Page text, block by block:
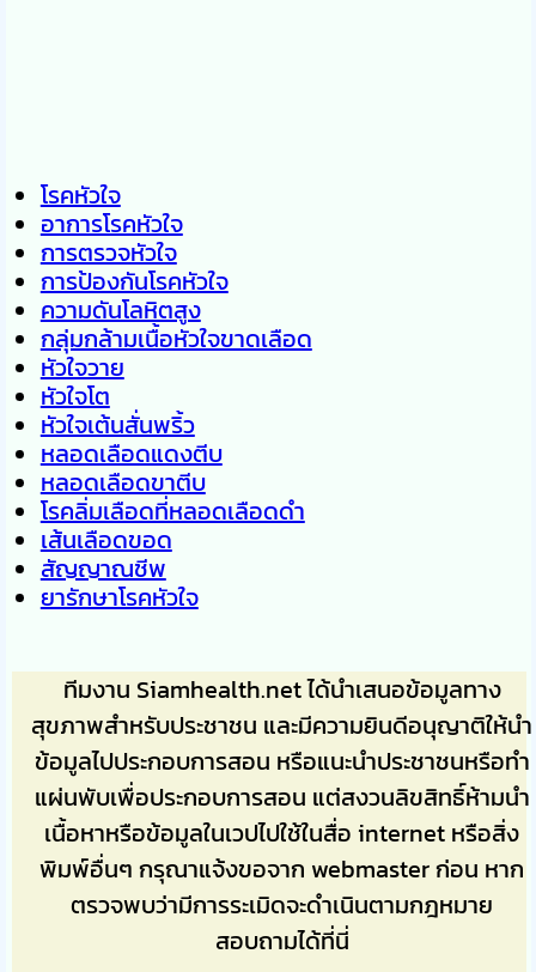
โรคหัวใจ
อาการโรคหัวใจ
การตรวจหัวใจ
การป้องกันโรคหัวใจ
ความดันโลหิตสูง
กลุ่มกล้ามเนื้อหัวใจขาดเลือด
หัวใจวาย
หัวใจโต
หัวใจเต้นสั่นพริ้ว
หลอดเลือดแดงตีบ
หลอดเลือดขาตีบ
โรคลิ่มเลือดที่หลอดเลือดดำ
เส้นเลือดขอด
สัญญาณชีพ
ยารักษาโรคหัวใจ
ทีมงาน Siamhealth.net ได้นำเสนอข้อมูลทาง
สุขภาพสำหรับประชาชน และมีความยินดีอนุญาติให้นำ
ข้อมูลไปประกอบการสอน หรือแนะนำประชาชนหรือทำ
แผ่นพับเพื่อประกอบการสอน แต่สงวนลิขสิทธิ์ห้ามนำ
เนื้อหาหรือข้อมูลในเวปไปใช้ในสื่อ internet หรือสิ่ง
พิมพ์อื่นๆ กรุณาแจ้งขอจาก webmaster ก่อน หาก
ตรวจพบว่ามีการระเมิดจะดำเนินตามกฎหมาย
สอบถามได้ที่นี่